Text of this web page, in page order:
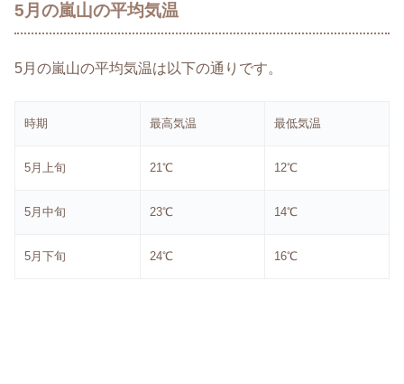
5月の嵐山の平均気温
5月の嵐山の平均気温は以下の通りです。
時期 最高気温 最低気温
5月上旬 21℃ 12℃
5月中旬 23℃ 14℃
5月下旬 24℃ 16℃